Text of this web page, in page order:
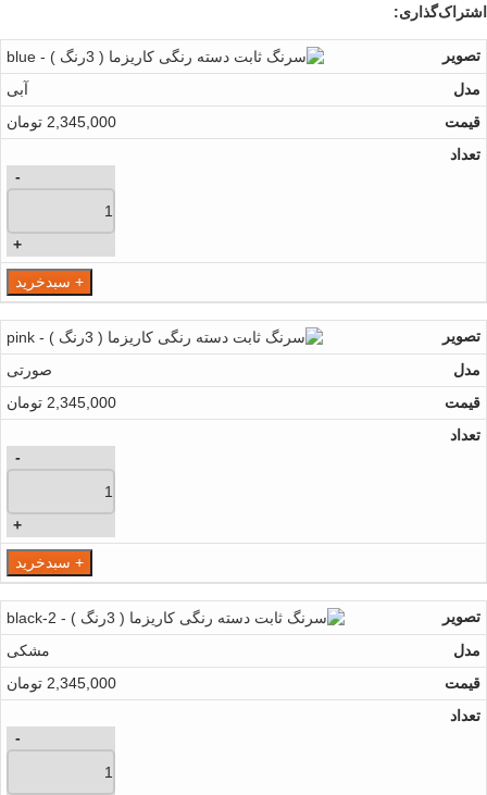
اشتراک‌گذاری:
آبی
2,345,000 تومان
-
+
+ سبدخرید
صورتی
2,345,000 تومان
-
+
+ سبدخرید
مشکی
2,345,000 تومان
-